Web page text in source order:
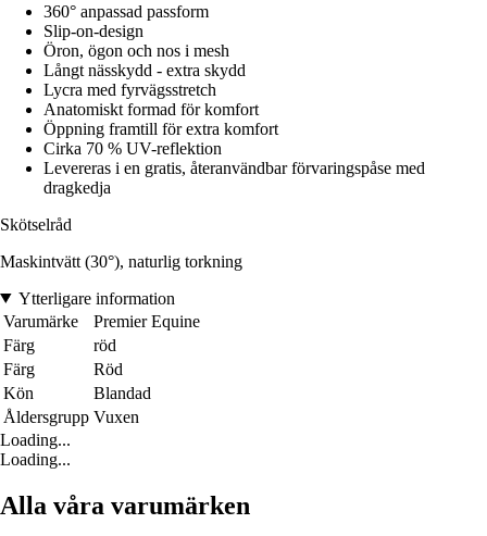
360° anpassad passform
Slip-on-design
Öron, ögon och nos i mesh
Långt nässkydd - extra skydd
Lycra med fyrvägsstretch
Anatomiskt formad för komfort
Öppning framtill för extra komfort
Cirka 70 % UV-reflektion
Levereras i en gratis, återanvändbar förvaringspåse med
dragkedja
Skötselråd
Maskintvätt (30°), naturlig torkning
Ytterligare information
Varumärke
Premier Equine
Färg
röd
Färg
Röd
Kön
Blandad
Åldersgrupp Vuxen
Loading...
Loading...
Alla våra varumärken